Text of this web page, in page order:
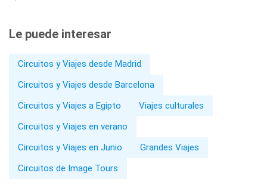
Le puede interesar
Circuitos y Viajes desde Madrid
Circuitos y Viajes desde Barcelona
Circuitos y Viajes a Egipto
Viajes culturales
Circuitos y Viajes en verano
Circuitos y Viajes en Junio
Grandes Viajes
Circuitos de Image Tours